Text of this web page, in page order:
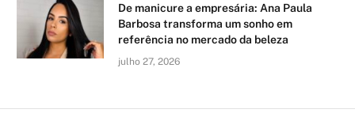
De manicure a empresária: Ana Paula
Barbosa transforma um sonho em
referência no mercado da beleza
julho 27, 2026